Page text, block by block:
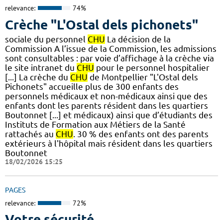
relevance: 74%
Crèche "L'Ostal dels pichonets"
sociale du personnel CHU La décision de la
Commission A l’issue de la Commission, les admissions
sont consultables : par voie d’affichage à la crèche via
le site intranet du CHU pour le personnel hospitalier
[...] La crèche du CHU de Montpellier "L'Ostal dels
Pichonets" accueille plus de 300 enfants des
personnels médicaux et non-médicaux ainsi que des
enfants dont les parents résident dans les quartiers
Boutonnet [...] et médicaux) ainsi que d’étudiants des
Instituts de Formation aux Métiers de la Santé
rattachés au CHU . 30 % des enfants ont des parents
extérieurs à l'hôpital mais résident dans les quartiers
Boutonnet
18/02/2026 15:25
PAGES
relevance: 72%